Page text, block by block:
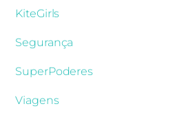
KiteGirls
Segurança
SuperPoderes
Viagens